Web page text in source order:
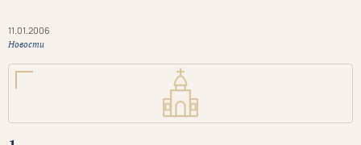
11.01.2006
Новости